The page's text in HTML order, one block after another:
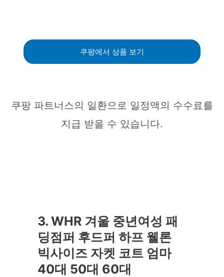
쿠팡에서 상품 보기
쿠팡 파트너스의 일환으로 일정액의 수수료를
지급 받을 수 있습니다.
3. WHR 겨울 중년여성 패
딩점퍼 후드퍼 하프 웰론
빅사이즈 자켓 코트 엄마
40대 50대 60대